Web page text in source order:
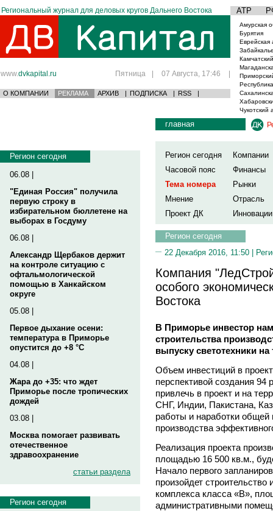
Региональный журнал для деловых кругов Дальнего Востока АТР
www.dvkapital.ru Пятница | 07 Августа, 17:46 |
О КОМПАНИИ РЕКЛАМА АРХИВ | ПОДПИСКА | RSS |
Амурская
Бурятия
Еврейская
Чукотский
Регион сегодня
06.08 |
"Единая Россия" получила
первую строку в
избирательном бюллетене на
выборах в Госдуму
06.08 |
Александр Щербаков держит
на контроле ситуацию с
офтальмологической
помощью в Ханкайском
округе
05.08 |
Первое дыхание осени:
температура в Приморье
опустится до +8 °C
04.08 |
Жара до +35: что ждет
Приморье после тропических
дождей
03.08 |
Москва помогает развивать
отечественное
здравоохранение
статьи раздела
Регион сегодня
главная
Регион сегодня
Компании
Часовой пояс
Финансы
Тема номера
Рынки
Мнение
Отрасль
Проект ДК
Инновации
Регион сегодня
22 Декабря 2016, 11:50 |
Компания
особого
Востока
В Приморье инвестор
строительства
выпуску светотехники
Объем инвестиций в
перспективой создания
привлечь в проект и на
СНГ, Индии, Пакистана,
работы и наработки общей
производства
Реализация проекта
площадью 16 500 кв.м.,
Начало первого
произойдет
комплекса класса «В»,
административными